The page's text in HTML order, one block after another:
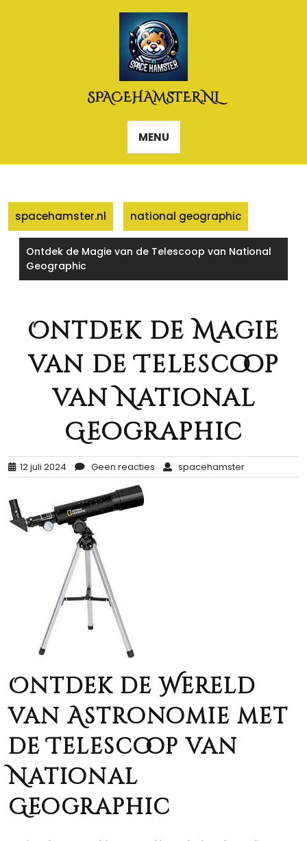
SPACEHAMSTER.NL
MENU
spacehamster.nl national geographic
Ontdek de Magie van de Telescoop van National
Geographic
Ontdek de Magie
van de Telescoop
van National
Geographic
12 juli 2024 Geen reacties spacehamster
Ontdek de Wereld
van Astronomie met
de Telescoop van
National
Geographic